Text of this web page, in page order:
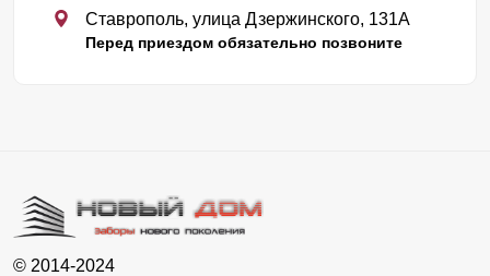
Ставрополь, улица Дзержинского, 131А
Перед приездом обязательно позвоните
© 2014-2024